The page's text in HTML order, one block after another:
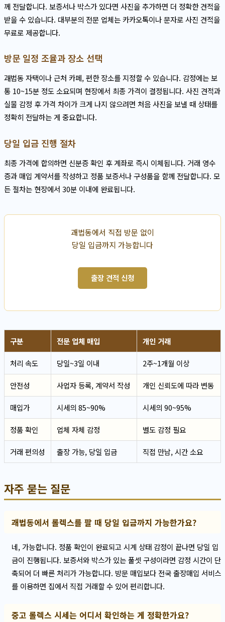
께 전달합니다. 보증서나 박스가 있다면 사진을 추가하면 더 정확한 견적을
받을 수 있습니다. 대부분의 전문 업체는 카카오톡이나 문자로 사진 견적을
무료로 제공합니다.
방문 일정 조율과 장소 선택
괘법동 자택이나 근처 카페, 편한 장소를 지정할 수 있습니다. 감정에는 보
통 10~15분 정도 소요되며 현장에서 최종 가격이 결정됩니다. 사진 견적과
실물 감정 후 가격 차이가 크게 나지 않으려면 처음 사진을 보낼 때 상태를
정확히 전달하는 게 중요합니다.
당일 입금 진행 절차
최종 가격에 합의하면 신분증 확인 후 계좌로 즉시 이체됩니다. 거래 영수
증과 매입 계약서를 작성하고 정품 보증서나 구성품을 함께 전달합니다. 모
든 절차는 현장에서 30분 이내에 완료됩니다.
괘법동에서 직접 방문 없이
당일 입금까지 가능합니다
출장 견적 신청
구분 전문 업체 매입 개인 거래
처리 속도 당일~3일 이내 2주~1개월 이상
안전성 사업자 등록, 계약서 작성 개인 신뢰도에 따라 변동
매입가 시세의 85~90% 시세의 90~95%
정품 확인 업체 자체 감정 별도 감정 필요
거래 편의성 출장 가능, 당일 입금 직접 만남, 시간 소요
자주 묻는 질문
괘법동에서 롤렉스를 팔 때 당일 입금까지 가능한가요?
네, 가능합니다. 정품 확인이 완료되고 시계 상태 감정이 끝나면 당일 입
금이 진행됩니다. 보증서와 박스가 있는 풀셋 구성이라면 감정 시간이 단
축되어 더 빠른 처리가 가능합니다. 방문 매입보다 전국 출장매입 서비스
를 이용하면 집에서 직접 거래할 수 있어 편리합니다.
중고 롤렉스 시세는 어디서 확인하는 게 정확한가요?